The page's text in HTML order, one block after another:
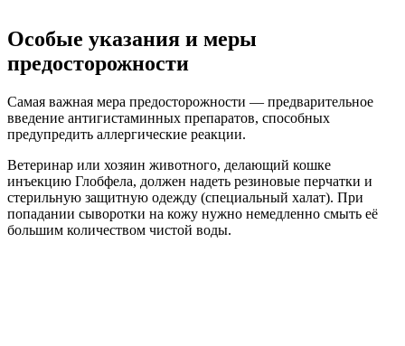
Особые указания и меры
предосторожности
Самая важная мера предосторожности — предварительное
введение антигистаминных препаратов, способных
предупредить аллергические реакции.
Ветеринар или хозяин животного, делающий кошке
инъекцию Глобфела, должен надеть резиновые перчатки и
стерильную защитную одежду (специальный халат). При
попадании сыворотки на кожу нужно немедленно смыть её
большим количеством чистой воды.